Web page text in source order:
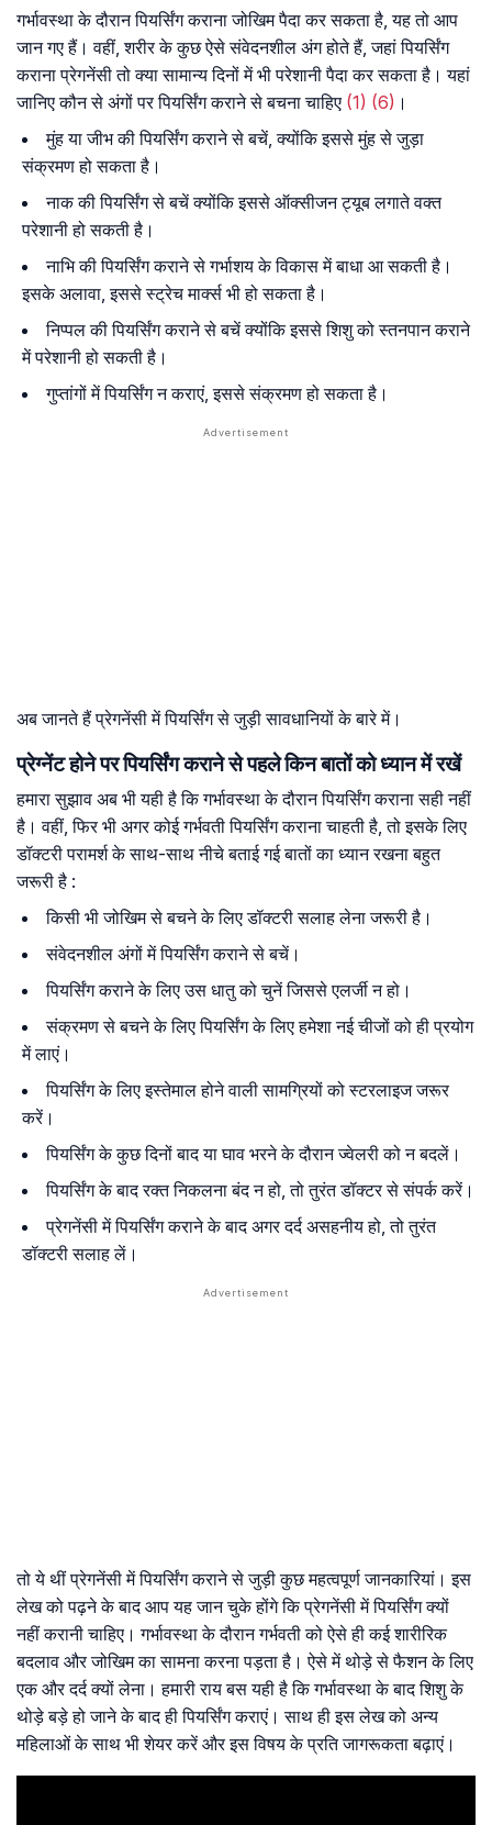
गर्भावस्था के दौरान पियर्सिंग कराना जोखिम पैदा कर सकता है, यह तो आप
जान गए हैं। वहीं, शरीर के कुछ ऐसे संवेदनशील अंग होते हैं, जहां पियर्सिंग
कराना प्रेगनेंसी तो क्या सामान्य दिनों में भी परेशानी पैदा कर सकता है। यहां
जानिए कौन से अंगों पर पियर्सिंग कराने से बचना चाहिए (1) (6) ।
मुंह या जीभ की पियर्सिंग कराने से बचें, क्योंकि इससे मुंह से जुड़ा
संक्रमण हो सकता है।
नाक की पियर्सिंग से बचें क्योंकि इससे ऑक्सीजन ट्यूब लगाते वक्त
परेशानी हो सकती है।
नाभि की पियर्सिंग कराने से गर्भाशय के विकास में बाधा आ सकती है।
इसके अलावा, इससे स्ट्रेच मार्क्स भी हो सकता है।
निप्पल की पियर्सिंग कराने से बचें क्योंकि इससे शिशु को स्तनपान कराने
में परेशानी हो सकती है।
गुप्तांगों में पियर्सिंग न कराएं, इससे संक्रमण हो सकता है।
अब जानते हैं प्रेगनेंसी में पियर्सिंग से जुड़ी सावधानियों के बारे में।
प्रेग्नेंट होने पर पियर्सिंग कराने से पहले किन बातों को ध्यान में रखें
हमारा सुझाव अब भी यही है कि गर्भावस्था के दौरान पियर्सिंग कराना सही नहीं
है। वहीं, फिर भी अगर कोई गर्भवती पियर्सिंग कराना चाहती है, तो इसके लिए
डॉक्टरी परामर्श के साथ-साथ नीचे बताई गई बातों का ध्यान रखना बहुत
जरूरी है :
किसी भी जोखिम से बचने के लिए डॉक्टरी सलाह लेना जरूरी है।
संवेदनशील अंगों में पियर्सिंग कराने से बचें।
पियर्सिंग कराने के लिए उस धातु को चुनें जिससे एलर्जी न हो।
संक्रमण से बचने के लिए पियर्सिंग के लिए हमेशा नई चीजों को ही प्रयोग
में लाएं।
पियर्सिंग के लिए इस्तेमाल होने वाली सामग्रियों को स्टरलाइज जरूर
करें।
पियर्सिंग के कुछ दिनों बाद या घाव भरने के दौरान ज्वेलरी को न बदलें।
पियर्सिंग के बाद रक्त निकलना बंद न हो, तो तुरंत डॉक्टर से संपर्क करें।
प्रेगनेंसी में पियर्सिंग कराने के बाद अगर दर्द असहनीय हो, तो तुरंत
डॉक्टरी सलाह लें।
तो ये थीं प्रेगनेंसी में पियर्सिंग कराने से जुड़ी कुछ महत्वपूर्ण जानकारियां। इस
लेख को पढ़ने के बाद आप यह जान चुके होंगे कि प्रेगनेंसी में पियर्सिंग क्यों
नहीं करानी चाहिए। गर्भावस्था के दौरान गर्भवती को ऐसे ही कई शारीरिक
बदलाव और जोखिम का सामना करना पड़ता है। ऐसे में थोड़े से फैशन के लिए
एक और दर्द क्यों लेना। हमारी राय बस यही है कि गर्भावस्था के बाद शिशु के
थोड़े बड़े हो जाने के बाद ही पियर्सिंग कराएं। साथ ही इस लेख को अन्य
महिलाओं के साथ भी शेयर करें और इस विषय के प्रति जागरूकता बढ़ाएं।